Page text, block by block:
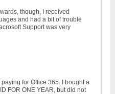
though, I received
and had a bit of trouble
Support was very
paying for Office 365. I bought a
FOR ONE YEAR, but did not